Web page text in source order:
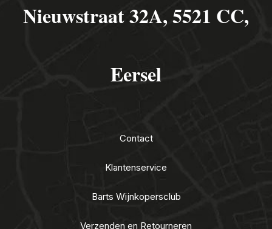
Nieuwstraat 32A, 5521 CC,
Eersel
Contact
Klantenservice
Barts Wijnkopersclub
Verzenden en Retourneren